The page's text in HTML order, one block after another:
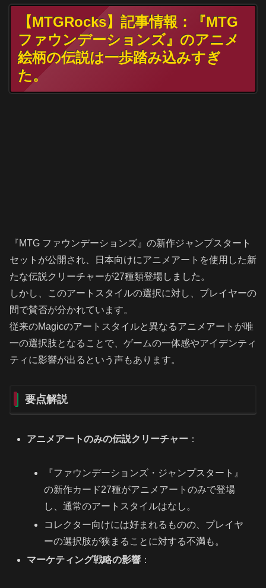
【MTGRocks】記事情報：『MTG
ファウンデーションズ』のアニメ
絵柄の伝説は一歩踏み込みすぎ
た。
『MTG ファウンデーションズ』の新作ジャンプスタート
セットが公開され、日本向けにアニメアートを使用した新
たな伝説クリーチャーが27種類登場しました。
しかし、このアートスタイルの選択に対し、プレイヤーの
間で賛否が分かれています。
従来のMagicのアートスタイルと異なるアニメアートが唯
一の選択肢となることで、ゲームの一体感やアイデンティ
ティに影響が出るという声もあります。
要点解説
アニメアートのみの伝説クリーチャー ：
『ファウンデーションズ・ジャンプスタート』
の新作カード27種がアニメアートのみで登場
し、通常のアートスタイルはなし。
コレクター向けには好まれるものの、プレイヤ
ーの選択肢が狭まることに対する不満も。
マーケティング戦略の影響 ：